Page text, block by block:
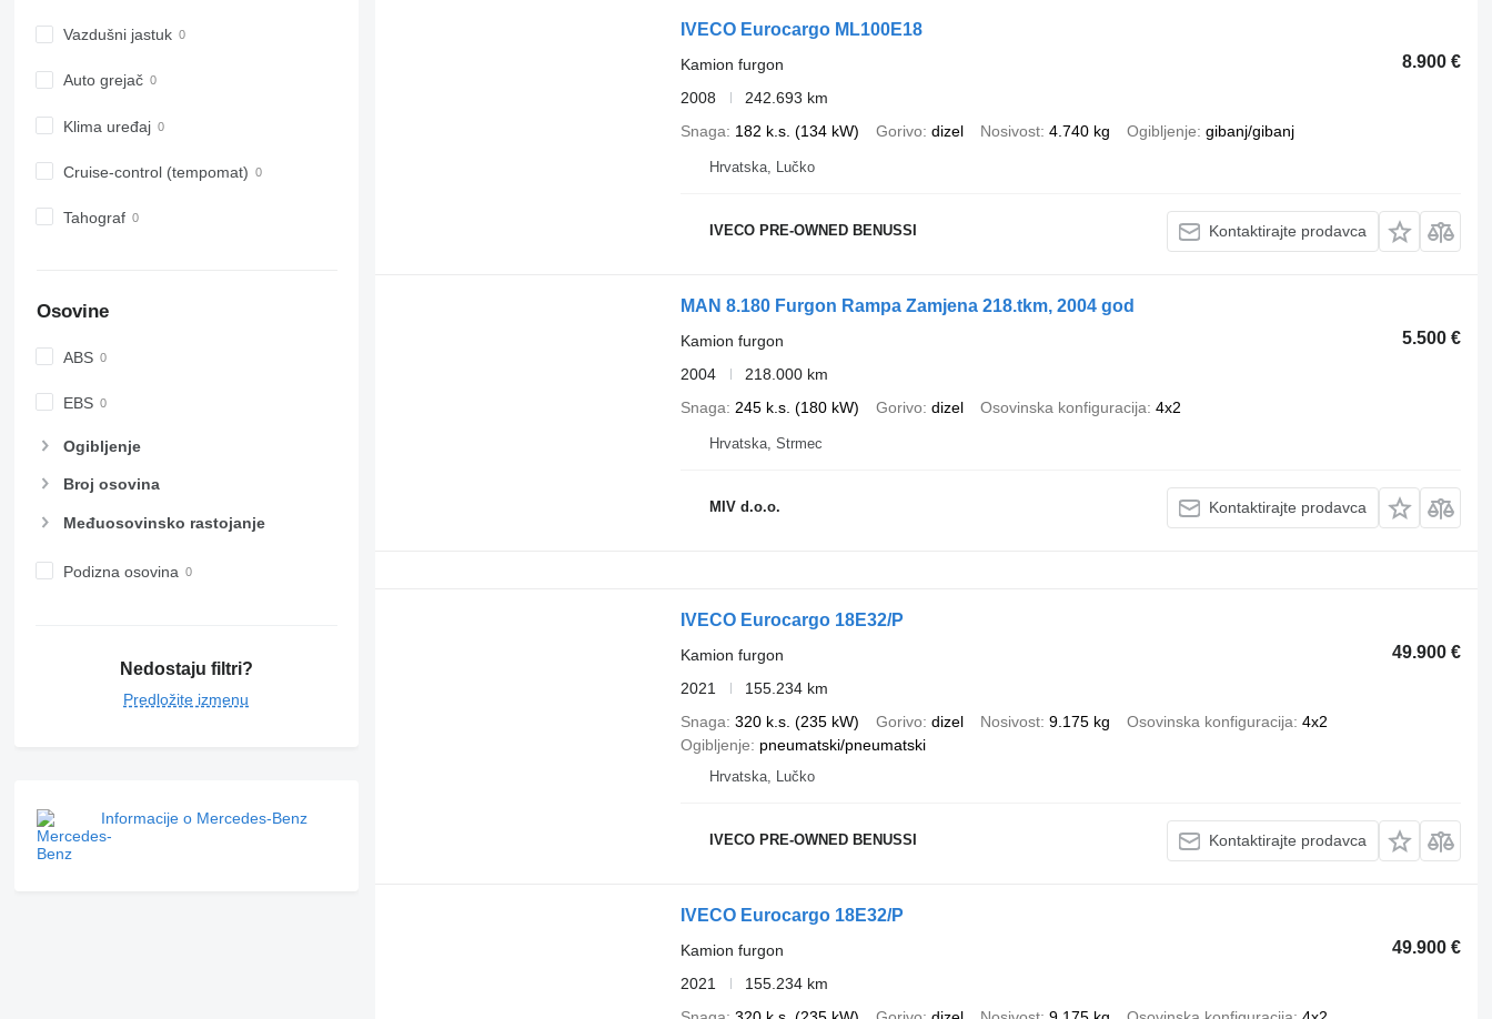
Vazdušni jastuk
Auto grejač
Klima uređaj
Cruise-control (tempomat)
Tahograf
Osovine
ABS
EBS
Ogibljenje
Broj osovina
Međuosovinsko rastojanje
Podizna osovina
Nedostaju filtri?
Predložite izmenu
Informacije o Mercedes-Benz
IVECO Eurocargo ML100E18
8.900 €
Kamion furgon
2008
242.693 km
Snaga
182 k.s. (134 kW) Gorivo dizel Nosivost 4.740 kg Ogibljenje gibanj/gibanj
Hrvatska, Lučko
IVECO PRE-OWNED BENUSSI Kontaktirajte prodavca
MAN 8.180 Furgon Rampa Zamjena 218.tkm, 2004 god
5.500 €
Kamion furgon
2004
218.000 km
Snaga
245 k.s. (180 kW) Gorivo dizel Osovinska konfiguracija 4x2
Hrvatska, Strmec
MIV d.o.o. Kontaktirajte prodavca
IVECO Eurocargo 18E32/P
49.900 €
Kamion furgon
2021
155.234 km
Snaga 320 k.s. (235 kW) Gorivo dizel Nosivost 9.175 kg Osovinska konfiguracija 4x2
Ogibljenje
pneumatski/pneumatski
Hrvatska, Lučko
IVECO PRE-OWNED BENUSSI Kontaktirajte prodavca
IVECO Eurocargo 18E32/P
49.900 €
Kamion furgon
2021
155.234 km